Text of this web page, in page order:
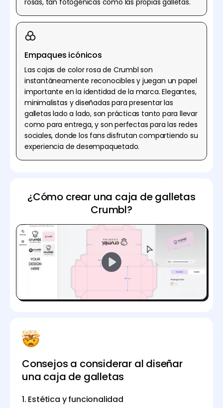
Empaques icónicos
Las cajas de color rosa de Crumbl son
instantáneamente reconocibles y juegan un papel
importante en la identidad de la marca. Elegantes,
minimalistas y diseñadas para presentar las
galletas lado a lado, son prácticas tanto para llevar
como para entrega, y son perfectas para las redes
sociales, donde los fans disfrutan compartiendo su
experiencia de desempaquetado.
¿Cómo crear una caja de galletas
Crumbl?
Consejos a considerar al diseñar
una caja de galletas
1. Estética y funcionalidad